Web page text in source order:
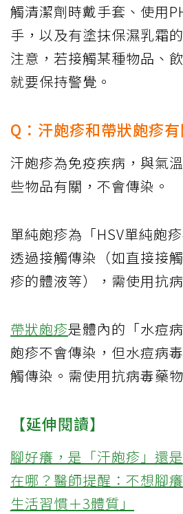
觸清潔劑時戴手套、使用
手，以及有塗抹保濕乳霜
注意，若接觸某種物品、
就要保持警覺。
Q：汗皰疹和帶狀皰疹有
汗皰疹為免疫疾病，與氣
些物品有關，不會傳染。
單純皰疹為「HSV單純皰
透過接觸傳染（如直接接
疹的體液等），需使用抗
帶狀皰疹是體內的「水痘
皰疹不會傳染，但水痘病
觸傳染。需使用抗病毒藥
【延伸閱讀】
腳好癢，是「汗皰疹」還
在哪？醫師提醒：不想腳
生活習慣＋3體質」